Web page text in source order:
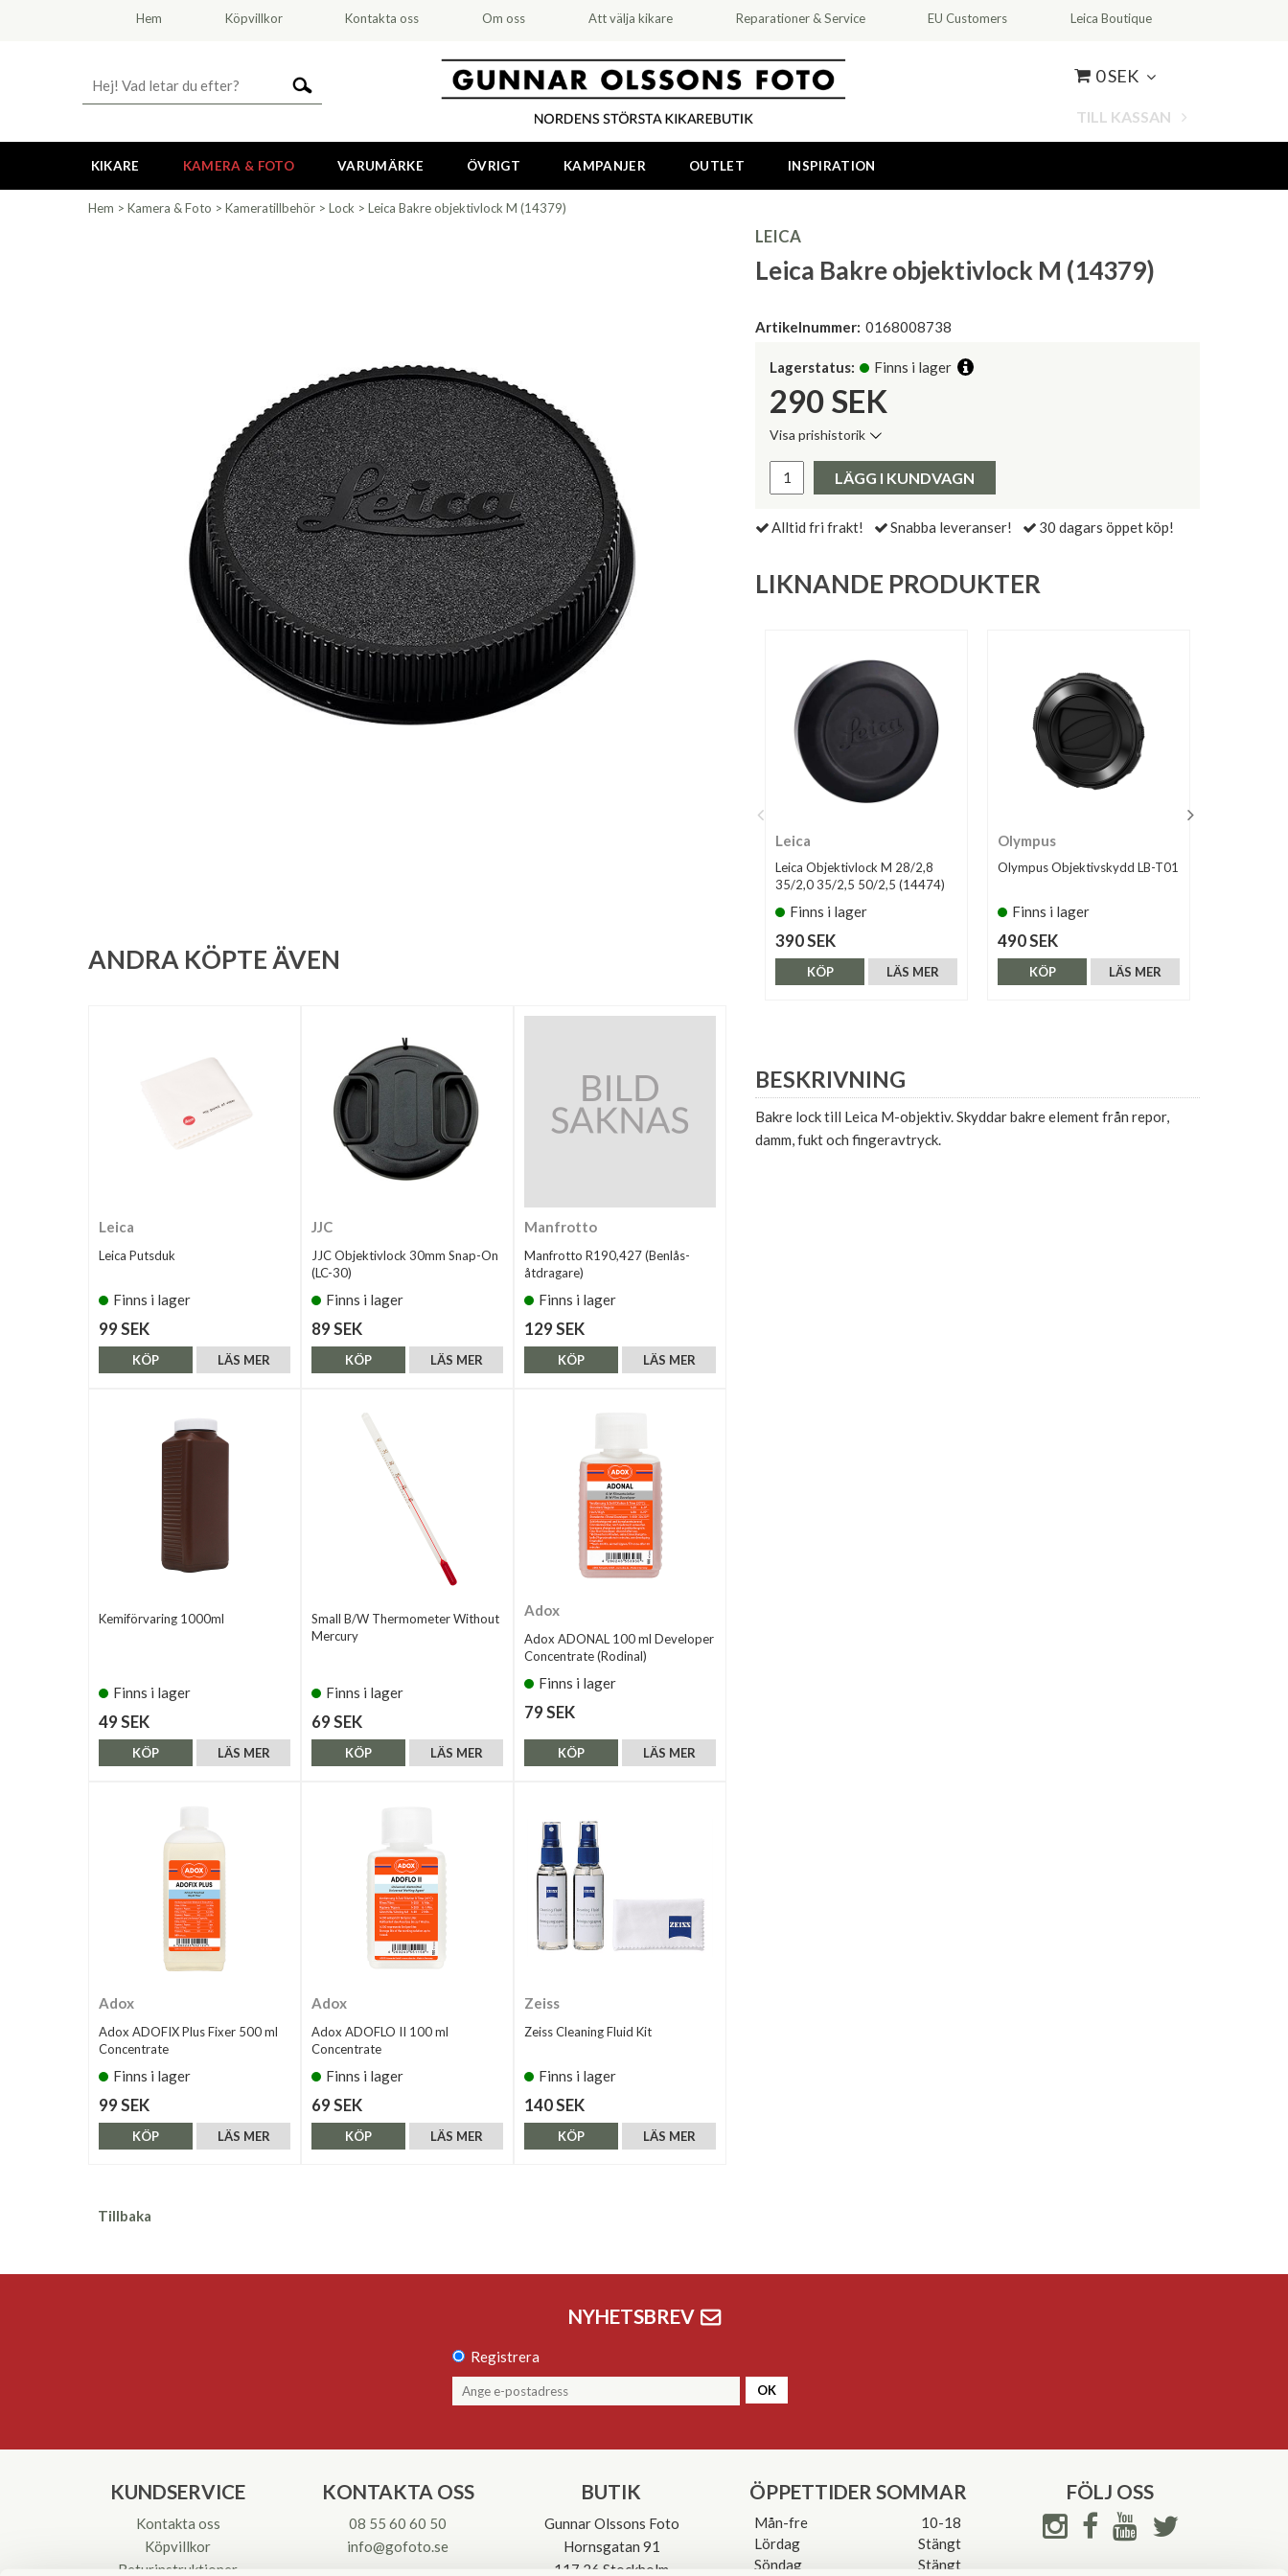
Hem Köpvillkor Kontakta oss Om oss Att välja kikare Reparationer & Service EU Customers Leica Boutique
0 SEK
TILL KASSAN
KIKARE KAMERA & FOTO VARUMÄRKE ÖVRIGT KAMPANJER OUTLET INSPIRATION
Hem > Kamera & Foto > Kameratillbehör > Lock > Leica Bakre objektivlock M (14379)
LEICA
Leica Bakre objektivlock M (14379)
Artikelnummer: 0168008738
Lagerstatus: Finns i lager
290 SEK
Visa prishistorik
Pris:
LÄGG I KUNDVAGN
Alltid fri frakt! Snabba leveranser! 30 dagars öppet köp!
LIKNANDE PRODUKTER
Leica
Leica Objektivlock M 28/2,8
35/2,0 35/2,5 50/2,5 (14474)
Finns i lager
390 SEK
LÄS MER
KÖP
Olympus
Olympus Objektivskydd LB-T01
Finns i lager
490 SEK
LÄS MER
KÖP
BESKRIVNING
Bakre lock till Leica M-objektiv. Skyddar bakre element från repor,
damm, fukt och fingeravtryck.
ANDRA KÖPTE ÄVEN
Leica
Leica Putsduk
Finns i lager
99 SEK
LÄS MER
KÖP
JJC
JJC Objektivlock 30mm Snap-On
(LC-30)
Finns i lager
89 SEK
LÄS MER
KÖP
Manfrotto
Manfrotto R190,427 (Benlås-
åtdragare)
Finns i lager
129 SEK
LÄS MER
KÖP
Kemiförvaring 1000ml
Finns i lager
49 SEK
LÄS MER
KÖP
Small B/W Thermometer Without
Mercury
Finns i lager
69 SEK
LÄS MER
KÖP
Adox
Adox ADONAL 100 ml Developer
Concentrate (Rodinal)
Finns i lager
79 SEK
LÄS MER
KÖP
Adox
Adox ADOFIX Plus Fixer 500 ml
Concentrate
Finns i lager
99 SEK
LÄS MER
KÖP
Adox
Adox ADOFLO II 100 ml
Concentrate
Finns i lager
69 SEK
LÄS MER
KÖP
Zeiss
Zeiss Cleaning Fluid Kit
Finns i lager
140 SEK
LÄS MER
KÖP
Tillbaka
NYHETSBREV
Registrera
OK
KUNDSERVICE
Kontakta oss
Köpvillkor
Returinstruktioner
KONTAKTA OSS
08 55 60 60 50
info@gofoto.se
BUTIK
Gunnar Olssons Foto
Hornsgatan 91
117 26 Stockholm
ÖPPETTIDER SOMMAR
Mån-fre
10-18
Lördag
Stängt
Söndag
Stängt
FÖLJ OSS